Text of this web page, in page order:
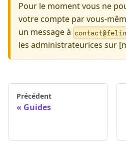
Pour le moment vous ne
votre compte par vous-
un message à
les administrateurices sur
Précédent
Guides